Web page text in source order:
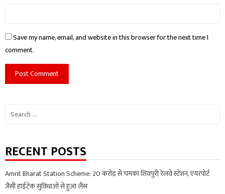
Save my name, email, and website in this browser for the next time I
comment.
Search
RECENT POSTS
Amrit Bharat Station Scheme: 20 करोड़ से चमका शिवपुरी रेलवे स्टेशन, एयरपोर्ट
जैसी हाईटेक सुविधाओं से हुआ लैस